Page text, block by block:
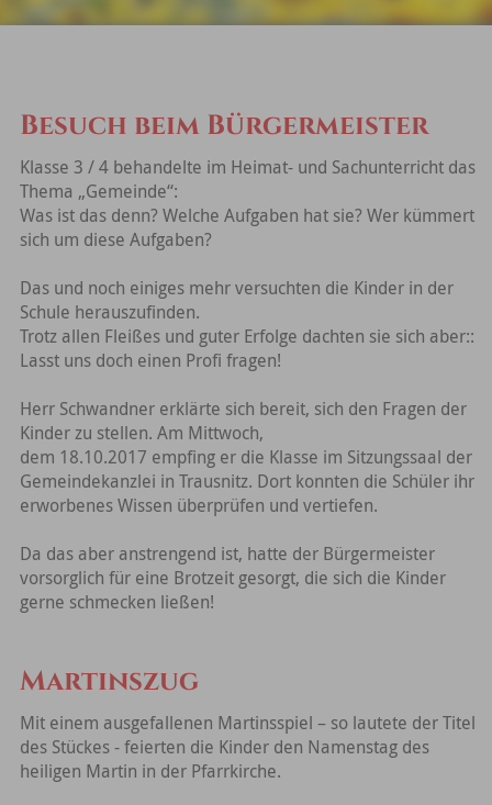
Besuch beim Bürgermeister
Klasse 3 / 4 behandelte im Heimat- und Sachunterricht das
Thema „Gemeinde“:
Was ist das denn? Welche Aufgaben hat sie? Wer kümmert
sich um diese Aufgaben?
Das und noch einiges mehr versuchten die Kinder in der
Schule herauszufinden.
Trotz allen Fleißes und guter Erfolge dachten sie sich aber::
Lasst uns doch einen Profi fragen!
Herr Schwandner erklärte sich bereit, sich den Fragen der
Kinder zu stellen. Am Mittwoch,
dem 18.10.2017 empfing er die Klasse im Sitzungssaal der
Gemeindekanzlei in Trausnitz. Dort konnten die Schüler ihr
erworbenes Wissen überprüfen und vertiefen.
Da das aber anstrengend ist, hatte der Bürgermeister
vorsorglich für eine Brotzeit gesorgt, die sich die Kinder
gerne schmecken ließen!
Martinszug
Mit einem ausgefallenen Martinsspiel – so lautete der Titel
des Stückes - feierten die Kinder den Namenstag des
heiligen Martin in der Pfarrkirche.